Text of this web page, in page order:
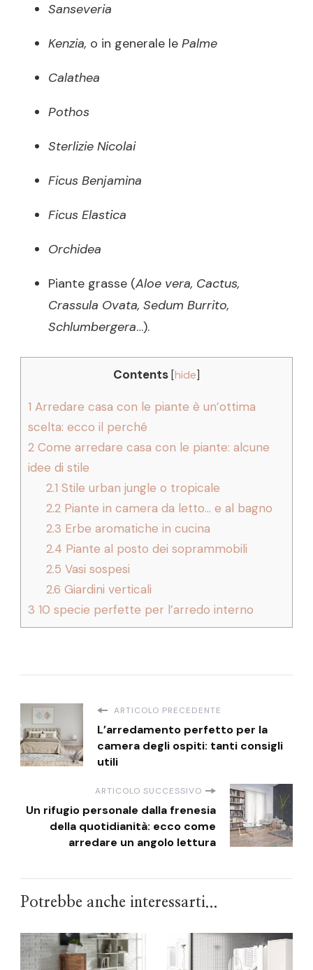
Sanseveria
Kenzia, o in generale le Palme
Calathea
Pothos
Sterlizie Nicolai
Ficus Benjamina
Ficus Elastica
Orchidea
Piante grasse (Aloe vera, Cactus,
Crassula Ovata, Sedum Burrito,
Schlumbergera…).
Contents [hide
1 Arredare casa con le piante è un’ottima
scelta: ecco il perché
2 Come arredare casa con le piante: alcune
idee di stile
2.1 Stile urban jungle o tropicale
2.2Piante in camera da letto… e al bagno
2.3 Erbe aromatiche in cucina
2.4 Piante al posto dei soprammobili
2.5 Vasi sospesi
2.6 Giardini verticali
3 10 specie perfette per l’arredo interno
ARTICOLO PRECEDENTE
L’arredamento perfetto per la
camera degli ospiti: tanti consigli
utili
ARTICOLO SUCCESSIVO
Un rifugio personale dalla frenesia
della quotidianità: ecco come
arredare un angolo lettura
Potrebbe anche interessarti...